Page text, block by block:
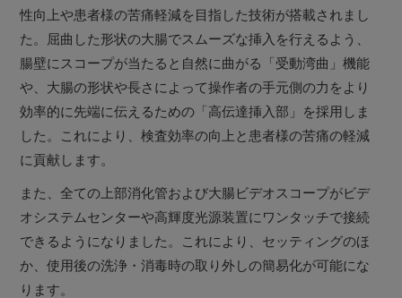
性向上や患者様の苦痛軽減を目指した技術が搭載されまし
た。屈曲した形状の大腸でスムーズな挿入を行えるよう、
腸壁にスコープが当たると自然に曲がる「受動湾曲」機能
や、大腸の形状や長さによって操作者の手元側の力をより
効率的に先端に伝えるための「高伝達挿入部」を採用しま
した。これにより、検査効率の向上と患者様の苦痛の軽減
に貢献します。
また、全ての上部消化管および大腸ビデオスコープがビデ
オシステムセンターや高輝度光源装置にワンタッチで接続
できるようになりました。これにより、セッティングのほ
か、使用後の洗浄・消毒時の取り外しの簡易化が可能にな
ります。